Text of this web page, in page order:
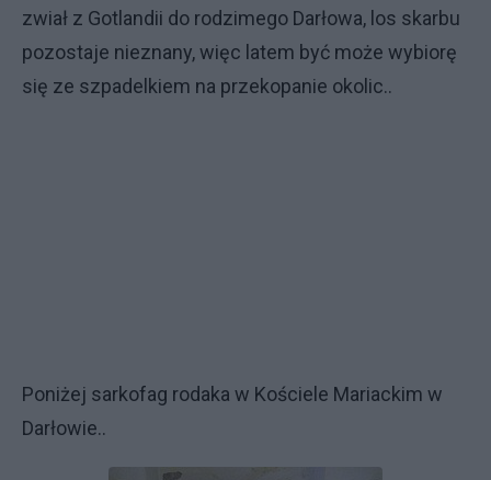
zwiał z Gotlandii do rodzimego Darłowa, los skarbu
pozostaje nieznany, więc latem być może wybiorę
się ze szpadelkiem na przekopanie okolic..
Poniżej sarkofag rodaka w Kościele Mariackim w
Darłowie..